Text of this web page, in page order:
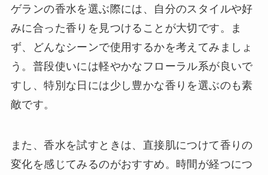
ゲランの香水を選ぶ際には、自分のスタイルや好
みに合った香りを見つけることが大切です。ま
ず、どんなシーンで使用するかを考えてみましょ
う。普段使いには軽やかなフローラル系が良いで
すし、特別な日には少し豊かな香りを選ぶのも素
敵です。
また、香水を試すときは、直接肌につけて香りの
変化を感じてみるのがおすすめ。時間が経つにつ